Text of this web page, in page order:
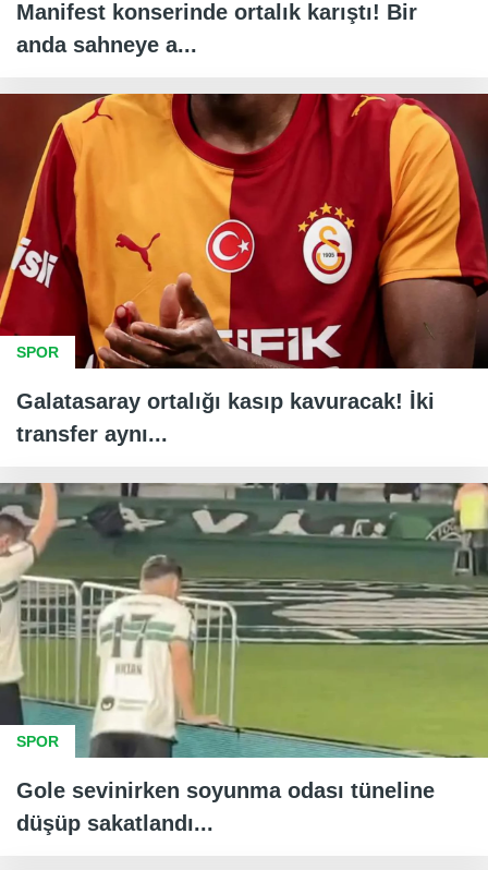
Manifest konserinde ortalık karıştı! Bir
anda sahneye a...
SPOR
Galatasaray ortalığı kasıp kavuracak! İki
transfer aynı...
SPOR
Gole sevinirken soyunma odası tüneline
düşüp sakatlandı...